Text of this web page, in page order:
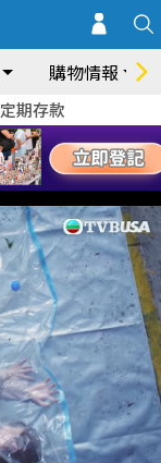
購物情報
定期存款